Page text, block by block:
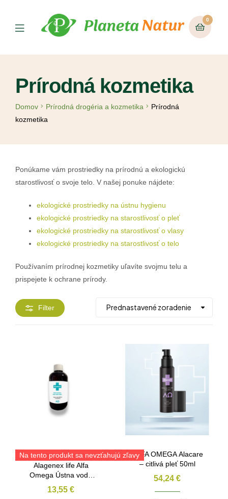
0
Prírodná kozmetika
Domov Prírodná drogéria a kozmetika
Prírodná
kozmetika
Ponúkame vám prostriedky na prírodnú a ekologickú
starostlivosť o svoje telo. V našej ponuke nájdete:
ekologické prostriedky na ústnu hygienu
ekologické prostriedky na starostlivosť o pleť
ekologické prostriedky na starostlivosť o vlasy
ekologické prostriedky na starostlivosť o telo
Používaním prírodnej kozmetiky uľavíte svojmu telu a
prispejete k ochrane prírody.
Filter
Na tento produkt sa nevzťahujú zľavy
Alagenex life Alfa
Omega Ústna voda
Biotica s Alaptidom
200ml
13,55 €
ALFA OMEGA Alacare
– citlivá pleť 50ml
54,24 €